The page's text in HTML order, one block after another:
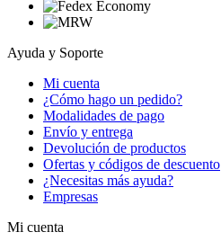
Ayuda y Soporte
Mi cuenta
¿Cómo hago un pedido?
Modalidades de pago
Envío y entrega
Devolución de productos
Ofertas y códigos de descuento
¿Necesitas más ayuda?
Empresas
Mi cuenta